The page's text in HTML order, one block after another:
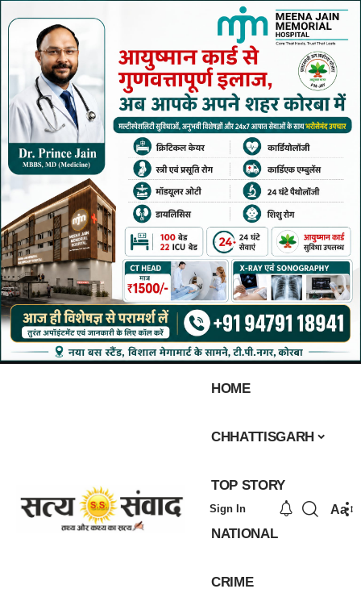
HOME
CHHATTISGARH
TOP STORY
NATIONAL
CRIME
Sign In Aa